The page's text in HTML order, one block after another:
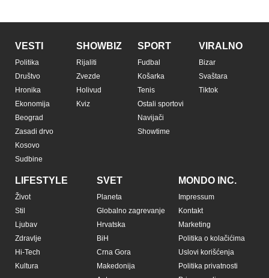
VESTI
Politika
Društvo
Hronika
Ekonomija
Beograd
Zasadi drvo
Kosovo
Sudbine
SHOWBIZ
Rijaliti
Zvezde
Holivud
Kviz
SPORT
Fudbal
Košarka
Tenis
Ostali sportovi
Navijači
Showtime
VIRALNO
Bizar
Svaštara
Tiktok
LIFESTYLE
Život
Stil
Ljubav
Zdravlje
Hi-Tech
Kultura
SVET
Planeta
Globalno zagrevanje
Hrvatska
BiH
Crna Gora
Makedonija
MONDO INC.
Impressum
Kontakt
Marketing
Politika o kolačićima
Uslovi korišćenja
Politika privatnosti